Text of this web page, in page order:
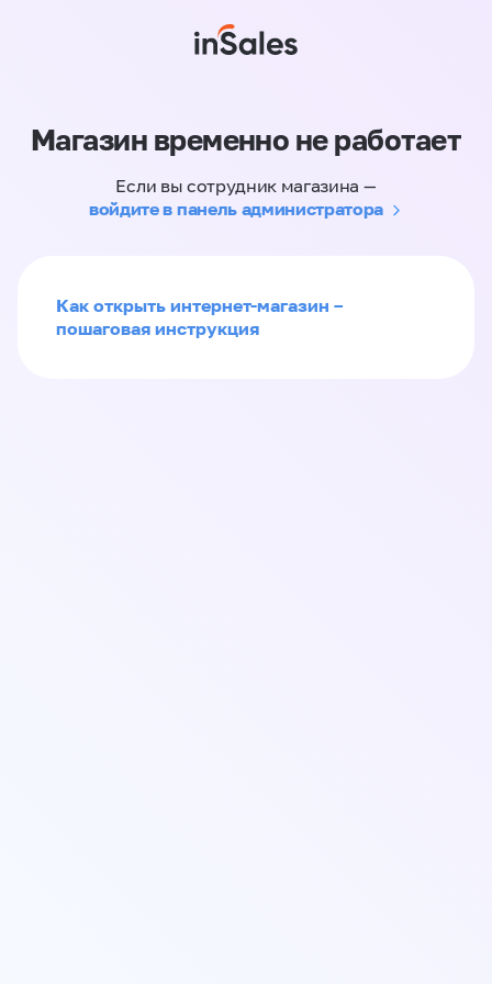
Магазин временно не работает
Если вы сотрудник магазина —
войдите в панель администратора
Как открыть интернет-магазин –
пошаговая инструкция